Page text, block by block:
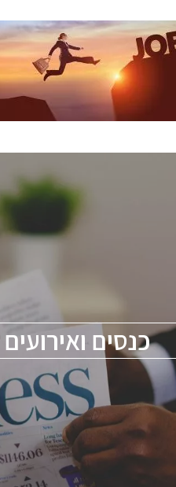
כנסים ואירועים
כנסים ואירועים
כולל מהנדסים, מומחים
will be held on May 12-
The conference is intended
involved in the
including engineers,
and senior executives.